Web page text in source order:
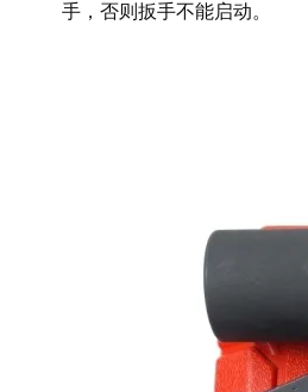
手，否则扳手不能启动。